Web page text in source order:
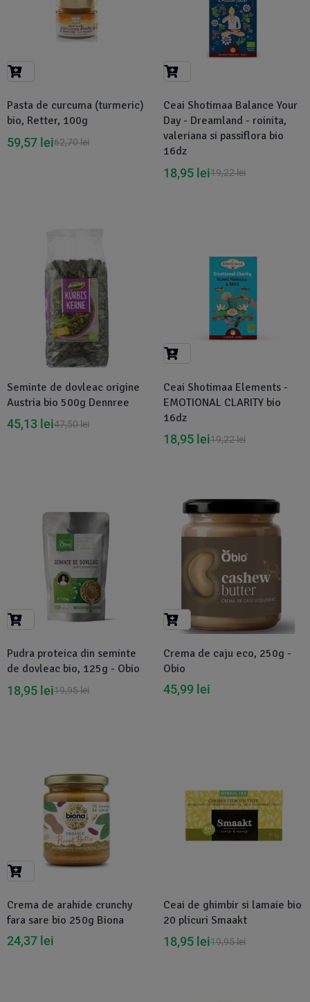
Pasta de curcuma (turmeric)
bio, Retter, 100g
62,70lei
59,57 lei
Ceai Shotimaa Balance Your
Day - Dreamland - roinita,
valeriana si passiflora bio
16dz
19,22lei
18,95 lei
Seminte de dovleac origine
Austria bio 500g Dennree
47,50lei
45,13 lei
Ceai Shotimaa Elements -
EMOTIONAL CLARITY bio
16dz
19,22lei
18,95 lei
Pudra proteica din seminte
de dovleac bio, 125g - Obio
19,95lei
18,95 lei
Crema de caju eco, 250g -
Obio
45,99 lei
Crema de arahide crunchy
fara sare bio 250g Biona
24,37 lei
Ceai de ghimbir si lamaie bio
20 plicuri Smaakt
19,95lei
18,95 lei